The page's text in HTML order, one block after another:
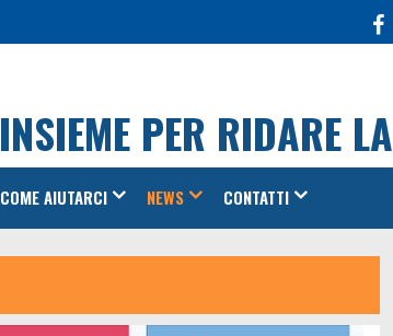
INSIEME PER RIDARE LA
COME AIUTARCI NEWS CONTATTI